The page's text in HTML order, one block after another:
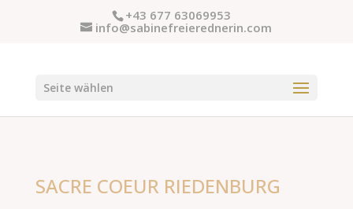
+43 677 63069953
info@sabinefreierednerin.com
Seite wählen
SACRE COEUR RIEDENBURG